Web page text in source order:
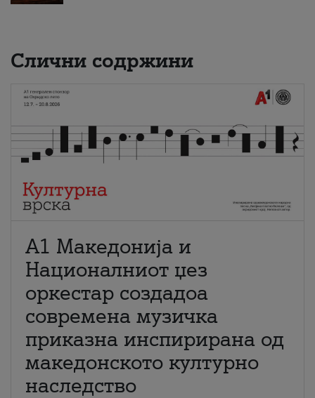
Слични содржини
А1 Македонија и
Националниот џез
оркестар создадоа
современа музичка
приказна инспирирана од
македонското културно
наследство